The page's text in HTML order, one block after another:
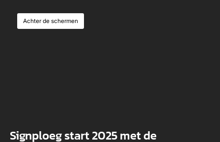
Achter de schermen
Signploeg start 2025 met de